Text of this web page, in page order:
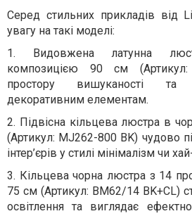
Серед стильних прикладів від
увагу на такі моделі:
1. Видовжена латунна
композицією 90 см
простору вишуканості та
декоративним елементам.
2. Підвісна кільцева люстра в
(Артикул: MJ262-800 BK) чудово
інтер’єрів у стилі мінімалізм чи
3. Кільцева чорна люстра з 14
75 см (Артикул: BM62/14 BK+CL)
освітлення та виглядає